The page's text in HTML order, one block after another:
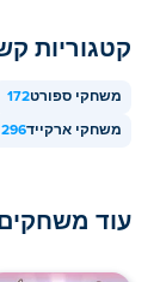
קטגוריות
משחקי ספורט172
משחקי ארקייד296
עוד